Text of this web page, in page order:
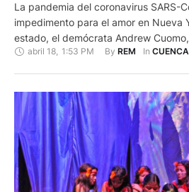
La pandemia del coronavirus SARS-
impedimento para el amor en Nueva
estado, el demócrata Andrew
sábado que ya no habrá excusas
abril 18 1:53 PM By REM In CUENCA